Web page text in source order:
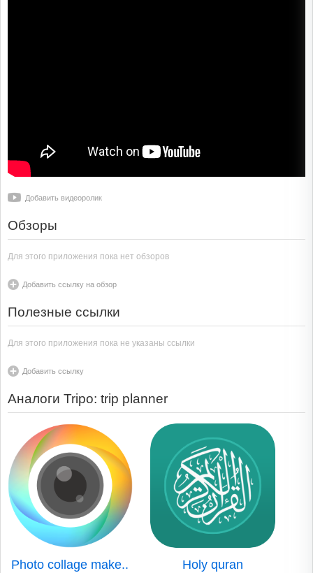
Добавить видеоролик
Обзоры
Для этого приложения пока нет обзоров
Добавить ссылку на обзор
Полезные ссылки
Для этого приложения пока не указаны ссылки
Добавить ссылку
Аналоги Tripo: trip planner
Photo collage make.. Holy quran